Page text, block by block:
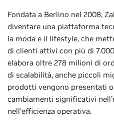
Fondata a Berlino nel 2008,
diventare una piattaforma
la moda e il lifestyle, che
di clienti attivi con più di
elabora oltre 278 milioni di
di scalabilità, anche piccoli
prodotti vengono presentati
cambiamenti significativi
nell'efficienza operativa.